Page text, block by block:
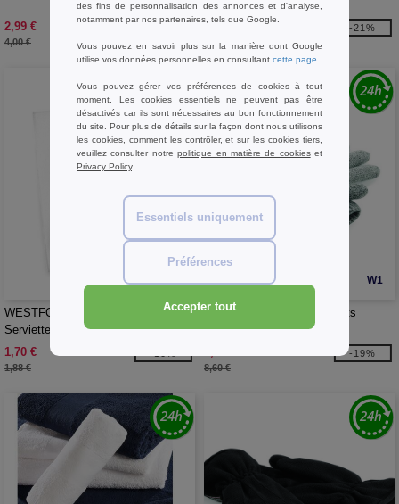
2,99 €
4,00 €
-25% 3,39 €
4,30 €
-21%
W1
WESTFORD MILL WM701 -
Serviette de table
1,70 €
1,88 €
W1
BEECHFIELD BF495 - Gants
Thinsulate™
8,60 €
-19%
des fins de personnalisation des annonces et d'analyse,
notamment par nos partenaires, tels que Google.
Vous pouvez en savoir plus sur la manière dont Google
utilise vos données personnelles en consultant cette page
Vous pouvez gérer vos préférences de cookies à tout
moment. Les cookies essentiels ne peuvent pas être
désactivés car ils sont nécessaires au bon fonctionnement
du site. Pour plus de détails sur la façon dont nous utilisons
les cookies, comment les contrôler, et sur les cookies tiers,
veuillez consulter notrepolitique en matière de cookieset
Privacy Policy.
Essentiels uniquement
Préférences
Accepter tout